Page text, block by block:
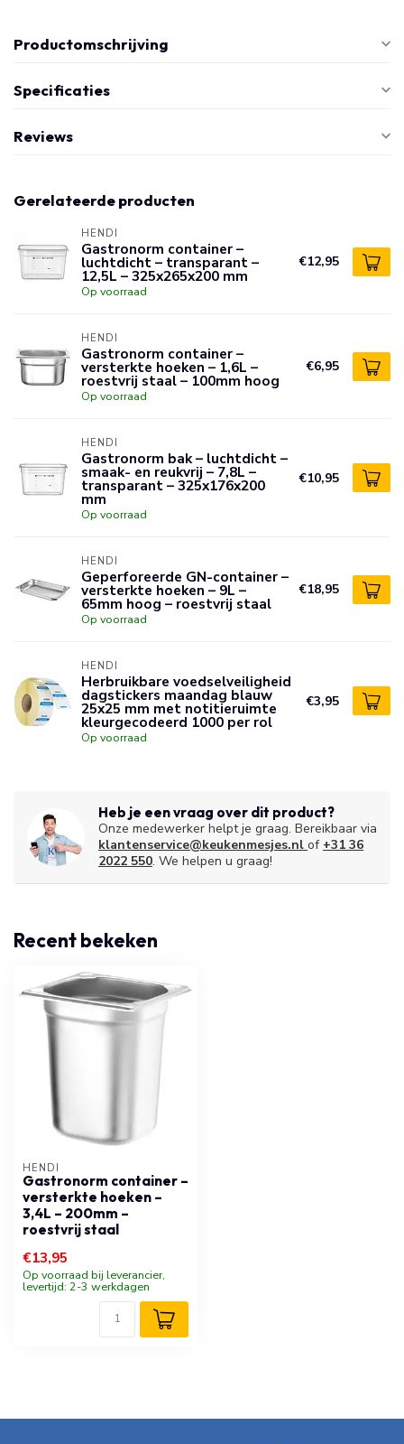
Productomschrijving
Specificaties
Reviews
Gerelateerde producten
HENDI
Gastronorm container –
luchtdicht – transparant –
12,5L – 325x265x200 mm
Op voorraad
€12,95
HENDI
Gastronorm container –
versterkte hoeken – 1,6L –
roestvrij staal – 100mm hoog
Op voorraad
€6,95
HENDI
Gastronorm bak – luchtdicht –
smaak- en reukvrij – 7,8L –
transparant – 325x176x200
mm
Op voorraad
€10,95
HENDI
Geperforeerde GN-container –
versterkte hoeken – 9L –
65mm hoog – roestvrij staal
Op voorraad
€18,95
HENDI
Herbruikbare voedselveiligheid
dagstickers maandag blauw
25x25 mm met notitieruimte
kleurgecodeerd 1000 per rol
Op voorraad
€3,95
Heb je een vraag over dit product?
Onze medewerker helpt je graag. Bereikbaar via
klantenservice@keukenmesjes.nl of +31 36
2022 550. We helpen u graag!
Recent bekeken
HENDI
Gastronorm container –
versterkte hoeken –
3,4L – 200mm –
roestvrij staal
€13,95
Op voorraad bij leverancier,
levertijd: 2-3 werkdagen